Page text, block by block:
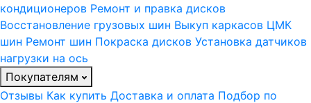
кондиционеров Ремонт и правка дисков
Восстановление грузовых шин Выкуп каркасов ЦМК
шин Ремонт шин Покраска дисков Установка датчиков
нагрузки на ось
Покупателям
Отзывы Как купить Доставка и оплата Подбор по